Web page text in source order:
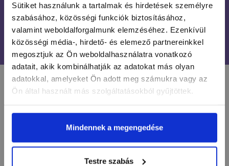
Sütiket használunk a tartalmak és hirdetések személyre
szabásához, közösségi funkciók biztosításához,
valamint weboldalforgalmunk elemzéséhez. Ezenkívül
közösségi média-, hirdető- és elemező partnereinkkel
megosztjuk az Ön weboldalhasználatra vonatkozó
adatait, akik kombinálhatják az adatokat más olyan
adatokkal, amelyeket Ön adott meg számukra vagy az
Ön által használt más szolgáltatásokból gyűjtöttek.
Mindennek a megengedése
Testre szabás
7-15H TELEFONON, EMAILBEN
100% BIZTONSÁGOS
ONLINE VÁSÁRLÁS
LÉGY NAPRAKÉSZ
Értesülj egy pillantás alatt a legújabb körmös
hírekről, kedvezményekről és újdonságokról!